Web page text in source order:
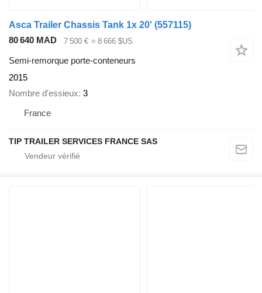
Asca Trailer Chassis Tank 1x 20' (557115)
80 640 MAD
7 500 € ≈ 8 666 $US
Semi-remorque porte-conteneurs
2015
Nombre d'essieux 3
France
TIP TRAILER SERVICES FRANCE SAS